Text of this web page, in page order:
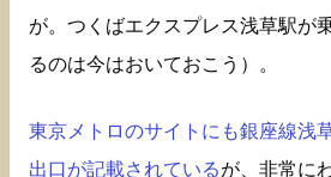
が。つくばエクスプレス浅草駅が
るのは今はおいておこう）。
東京メトロのサイトにも銀座線浅
出口が記載されているが、非常に